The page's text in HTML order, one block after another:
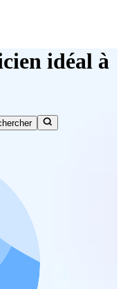
idéal à